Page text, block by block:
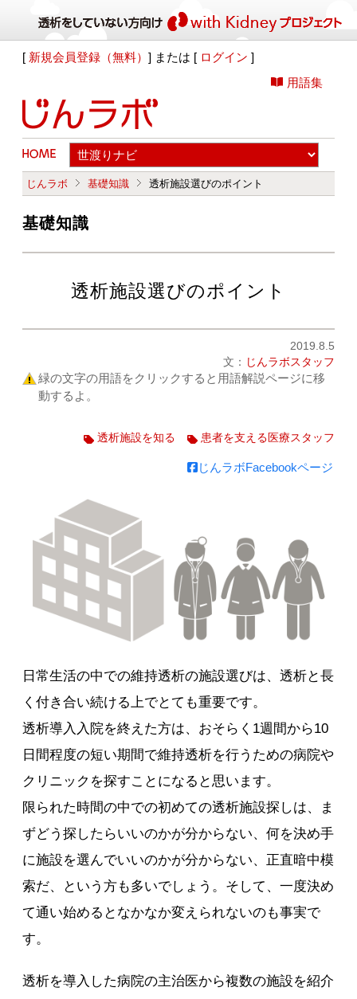
[ 新規会員登録（無料）] または [ ログイン ]
用語集
じんラボ 基礎知識 透析施設選びのポイント
基礎知識
透析施設選びのポイント
2019.8.5
文： じんラボスタッフ
緑の文字の用語をクリックすると用語解説ページに移
動するよ。
透析施設を知る 患者を支える医療スタッフ
じんラボFacebookページ
日常生活の中での維持透析の施設選びは、透析と長
く付き合い続ける上でとても重要です。
透析導入入院を終えた方は、おそらく1週間から10
日間程度の短い期間で維持透析を行うための病院や
クリニックを探すことになると思います。
限られた時間の中での初めての透析施設探しは、ま
ずどう探したらいいのかが分からない、何を決め手
に施設を選んでいいのかが分からない、正直暗中模
索だ、という方も多いでしょう。そして、一度決め
て通い始めるとなかなか変えられないのも事実で
す。
透析を導入した病院の主治医から複数の施設を紹介